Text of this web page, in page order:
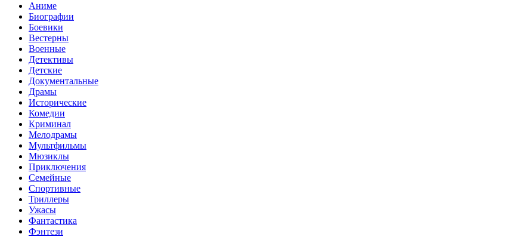
Аниме
Биографии
Боевики
Вестерны
Военные
Детективы
Детские
Документальные
Драмы
Исторические
Комедии
Криминал
Мелодрамы
Мультфильмы
Мюзиклы
Приключения
Семейные
Спортивные
Триллеры
Ужасы
Фантастика
Фэнтези